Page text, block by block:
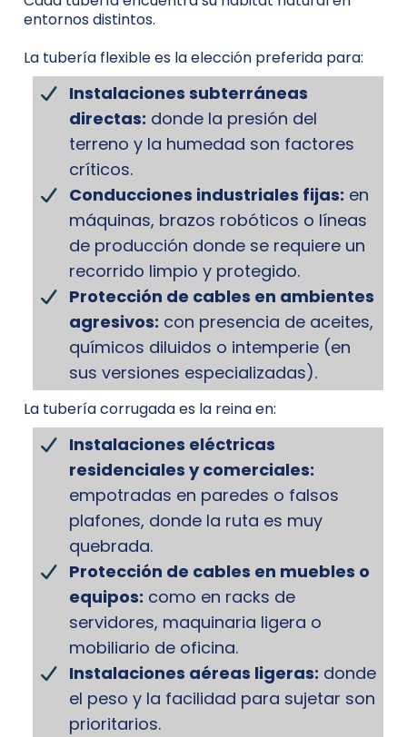
entornos distintos.
La tubería flexible es la elección preferida para:
Instalaciones subterráneas
directas: donde la presión del
terreno y la humedad son factores
críticos.
Conducciones industriales fijas: en
máquinas, brazos robóticos o líneas
de producción donde se requiere un
recorrido limpio y protegido.
Protección de cables en ambientes
agresivos: con presencia de aceites,
químicos diluidos o intemperie (en
sus versiones especializadas).
La tubería corrugada es la reina en:
Instalaciones eléctricas
residenciales y comerciales:
empotradas en paredes o falsos
plafones, donde la ruta es muy
quebrada.
Protección de cables en muebles o
equipos: como en racks de
servidores, maquinaria ligera o
mobiliario de oficina.
Instalaciones aéreas ligeras: donde
el peso y la facilidad para sujetar son
prioritarios.